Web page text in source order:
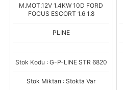
M.MOT.12V 1.4KW 10D FORD
FOCUS ESCORT 1.6 1.8
PLINE
Stok Kodu : G-P-LINE STR 6820
Stok Miktarı : Stokta Var